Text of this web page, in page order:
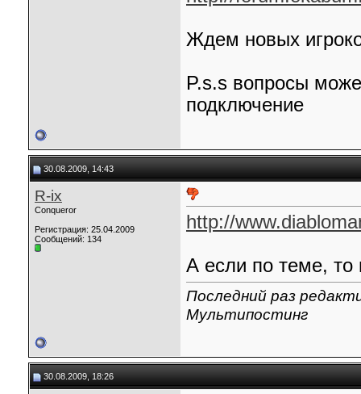
Ждем новых
P.s.s вопросы
подключение
30.08.2009, 14:43
R-ix
Conqueror
Регистрация: 25.04.2009
Сообщений: 134
http://
А если по теме, то
Последний раз
Мультипостинг
30.08.2009, 18:26